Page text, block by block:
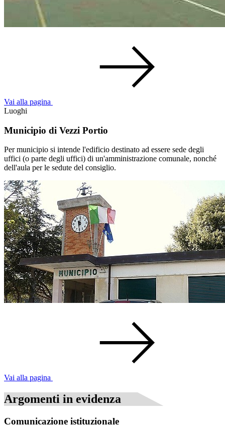
Vai alla pagina
Luoghi
Municipio di Vezzi Portio
Per municipio si intende l'edificio destinato ad essere sede degli
uffici (o parte degli uffici) di un'amministrazione comunale, nonché
dell'aula per le sedute del consiglio.
Vai alla pagina
Argomenti in evidenza
Comunicazione istituzionale